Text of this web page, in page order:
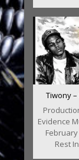
Tiwony
Evidence
February
Rest